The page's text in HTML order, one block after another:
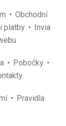
Obchodní
platby
Invia
Pobočky
Pravidla